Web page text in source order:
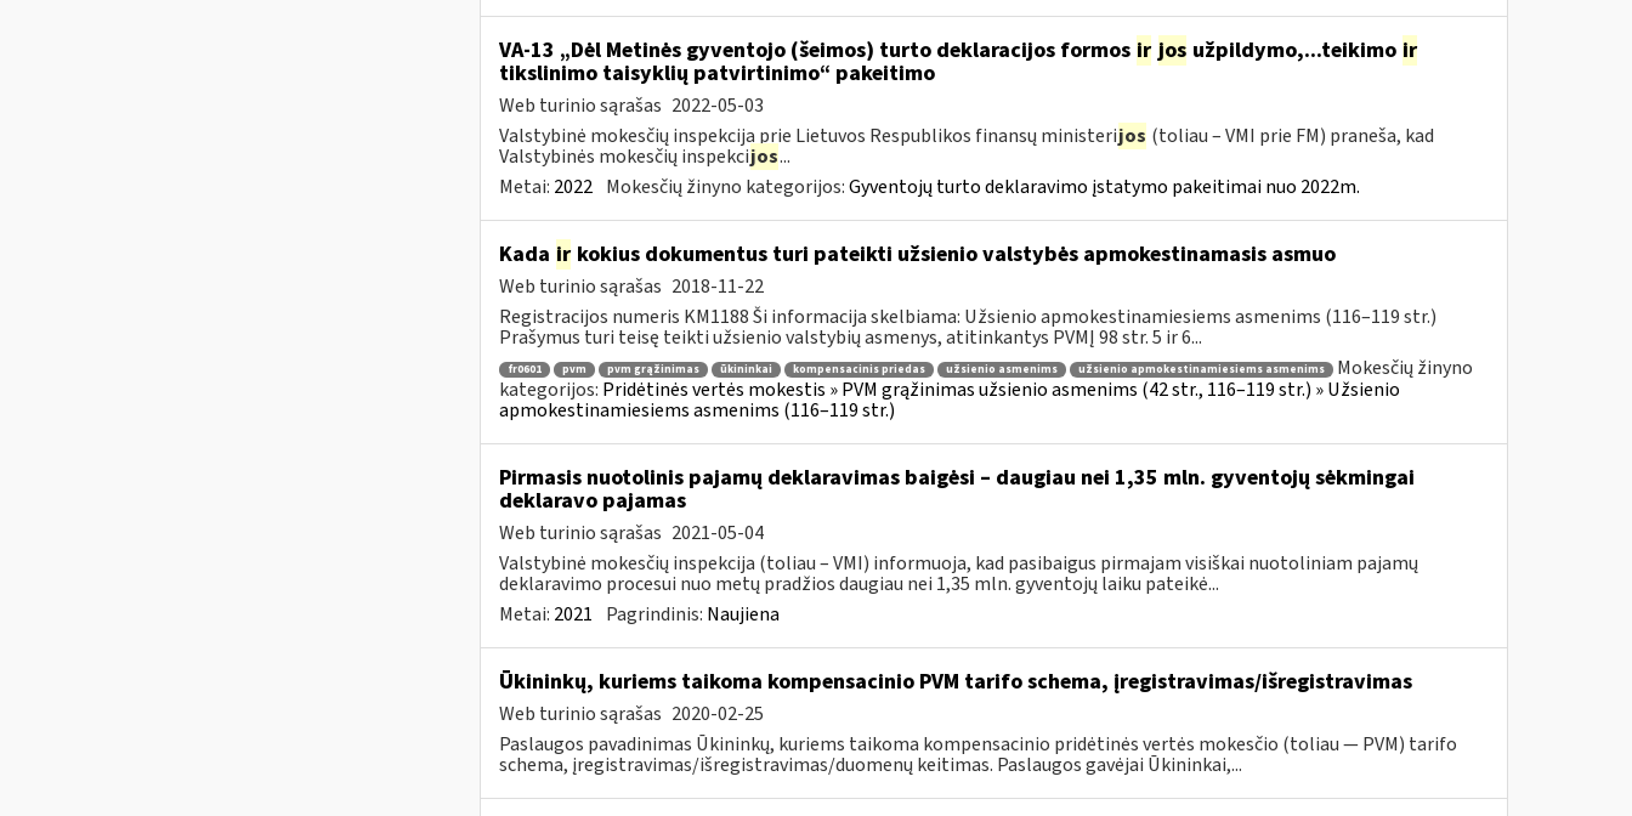
VA-13 „Dėl Metinės gyventojo (šeimos) turto deklaracijos formos ir jos užpildymo,...teikimo ir
tikslinimo taisyklių patvirtinimo“ pakeitimo
Web turinio sąrašas 2022-05-03
Valstybinė mokesčių inspekcija prie Lietuvos Respublikos finansų ministerijos (toliau – VMI prie FM) praneša, kad
Valstybinės mokesčių inspekcijos...
Metai: 2022 Mokesčių žinyno kategorijos:Gyventojų turto deklaravimo įstatymo pakeitimai nuo 2022m.
Kada irkokius dokumentus turi pateikti užsienio valstybės apmokestinamasis asmuo
Web turinio sąrašas 2018-11-22
Registracijos numeris KM1188 Ši informacija skelbiama: Užsienio apmokestinamiesiems asmenims (116–119 str.)
Prašymus turi teisę teikti užsienio valstybių asmenys, atitinkantys PVMĮ 98 str. 5 ir 6...
fr0601 pvm pvm grąžinimas ūkininkai kompensacinis priedas užsienio asmenims užsienio apmokestinamiesiems asmenims
Mokesčių žinyno
kategorijos: Pridėtinės vertės mokestis » PVM grąžinimas užsienio asmenims (42 str., 116–119 str.) » Užsienio
apmokestinamiesiems asmenims (116–119 str.)
Pirmasis nuotolinis pajamų deklaravimas baigėsi – daugiau nei 1,35 mln. gyventojų sėkmingai
deklaravo pajamas
Web turinio sąrašas 2021-05-04
Valstybinė mokesčių inspekcija (toliau – VMI) informuoja, kad pasibaigus pirmajam visiškai nuotoliniam pajamų
deklaravimo procesui nuo metų pradžios daugiau nei 1,35 mln. gyventojų laiku pateikė...
Metai: 2021 Pagrindinis: Naujiena
Ūkininkų, kuriems taikoma kompensacinio PVM tarifo schema, įregistravimas/išregistravimas
Web turinio sąrašas 2020-02-25
Paslaugos pavadinimas Ūkininkų, kuriems taikoma kompensacinio pridėtinės vertės mokesčio (toliau — PVM) tarifo
schema, įregistravimas/išregistravimas/duomenų keitimas. Paslaugos gavėjai Ūkininkai,...